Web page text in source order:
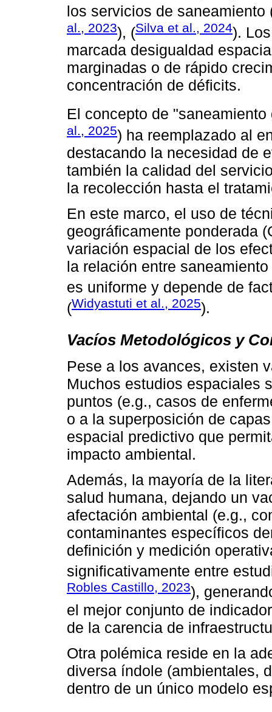
los servicios de saneamiento
al., 2023), (Silva et al., 2024).
marcada desigualdad
marginadas o de rápido
concentración de déficits.
El concepto de
al., 2025) ha reemplazado al
destacando la necesidad de
también la calidad del
la recolección hasta el
En este marco, el uso de
geográficamente ponderada
variación espacial de los
la relación entre
es uniforme y depende de
(Widyastuti et al., 2025).
Vacíos Metodológicos y
Pese a los avances, existen
Muchos estudios espaciales
puntos (e.g., casos de
o a la superposición de
espacial predictivo que
impacto ambiental.
Además, la mayoría de la
salud humana, dejando un
afectación ambiental (e.g.,
contaminantes específicos
definición y medición
significativamente entre
Robles Castillo, 2023),
el mejor conjunto de
de la carencia de
Otra polémica reside en la
diversa índole (ambientales,
dentro de un único modelo